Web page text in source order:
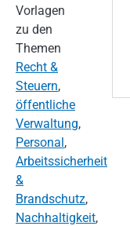
Vorlagen
zu den
Themen
Recht &
Steuern,
öffentliche
Verwaltung,
Personal,
Arbeitssicherheit
&
Brandschutz,
Nachhaltigkeit,